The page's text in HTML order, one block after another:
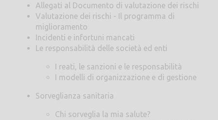
Allegati al Documento di valutazione dei rischi
Valutazione dei rischi - Il programma di
miglioramento
Incidenti e infortuni mancati
Le responsabilità delle società ed enti
I reati, le sanzioni e le responsabilità
I modelli di organizzazione e di gestione
Sorveglianza sanitaria
Chi sorveglia la mia salute?